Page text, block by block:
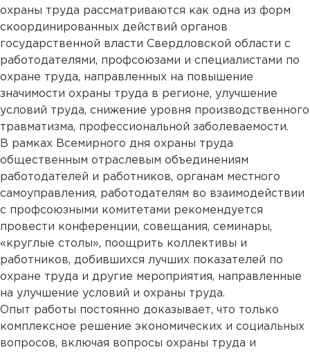
охраны труда рассматриваются как одна из форм
скоординированных действий органов
государственной власти Свердловской области с
работодателями, профсоюзами и специалистами по
охране труда, направленных на повышение
значимости охраны труда в регионе, улучшение
условий труда, снижение уровня производственного
травматизма, профессиональной заболеваемости.
В рамках Всемирного дня охраны труда
общественным отраслевым объединениям
работодателей и работников, органам местного
самоуправления, работодателям во взаимодействии
с профсоюзными комитетами рекомендуется
провести конференции, совещания, семинары,
«круглые столы», поощрить коллективы и
работников, добившихся лучших показателей по
охране труда и другие мероприятия, направленные
на улучшение условий и охраны труда.
Опыт работы постоянно доказывает, что только
комплексное решение экономических и социальных
вопросов, включая вопросы охраны труда и